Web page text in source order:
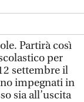
Partirà così
per
settembre il
impegnati in
sia all’uscita